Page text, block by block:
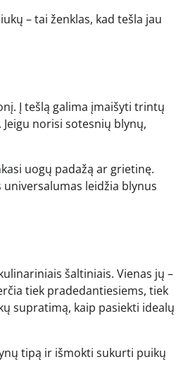
– tai ženklas, kad tešla jau
Į tešlą galima įmaišyti trintų
norisi sotesnių blynų,
uogų padažą ar grietinę.
leidžia blynus
šaltiniais. Vienas jų –
tiek pradedantiesiems, tiek
supratimą, kaip pasiekti idealų
tipą ir išmokti sukurti puikų